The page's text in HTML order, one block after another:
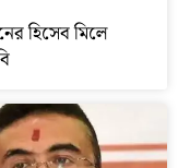
হিসেব মিলে